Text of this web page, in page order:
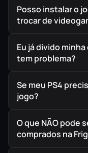
gráficos para criar
Posso instalar o
trocar de
Eu já divido
tem problema?
Se meu PS4
jogo?
O que NÃO pode
comprados na